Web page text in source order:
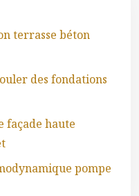
terrasse béton
des fondations
façade haute
pompe